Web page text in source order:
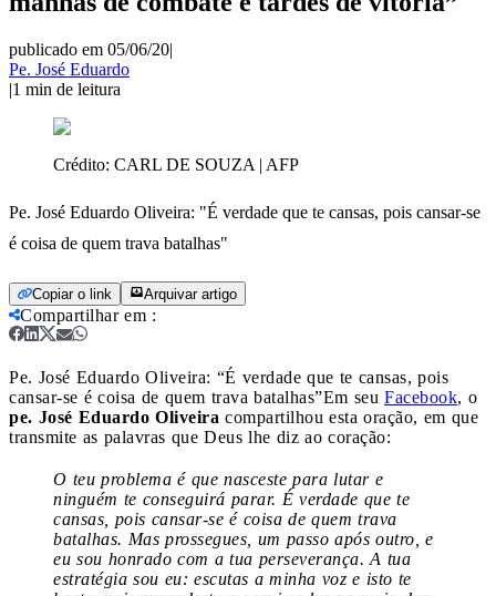
publicado em 05/06/20|
Pe. José Eduardo
|1 min de leitura
Crédito: CARL DE SOUZA | AFP
Pe. José Eduardo Oliveira: "É verdade que te cansas, pois cansar-se
é coisa de quem trava batalhas"
Copiar o link Arquivar artigo
Compartilhar em :
Pe. José Eduardo Oliveira: “É verdade que te cansas, pois
cansar-se é coisa de quem trava batalhas”Em seu Facebook, o
pe. José Eduardo Oliveira compartilhou esta oração, em que
transmite as palavras que Deus lhe diz ao coração:
O teu problema é que nasceste para lutar e
ninguém te conseguirá parar. É verdade que te
cansas, pois cansar-se é coisa de quem trava
batalhas. Mas prossegues, um passo após outro, e
eu sou honrado com a tua perseverança. A tua
estratégia sou eu: escutas a minha voz e isto te